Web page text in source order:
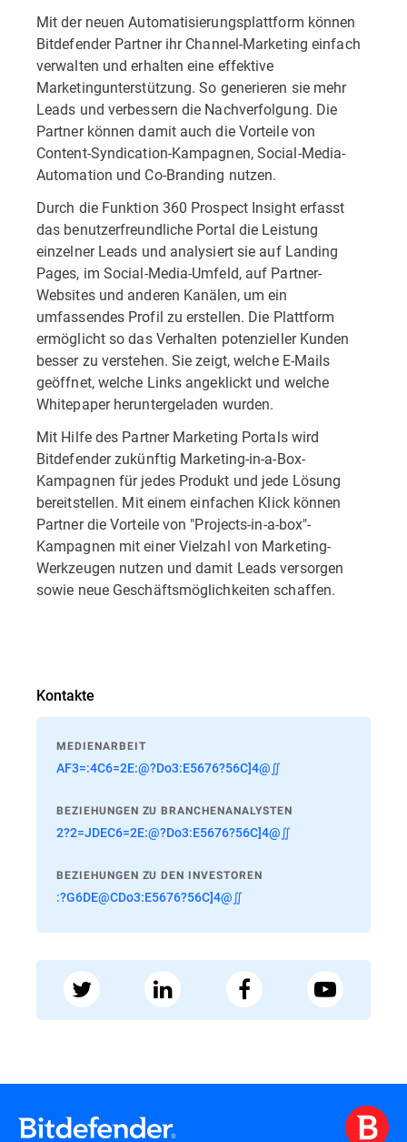
Mit der neuen Automatisierungsplattform können
Bitdefender Partner ihr Channel-Marketing einfach
verwalten und erhalten eine effektive
Marketingunterstützung. So generieren sie mehr
Leads und verbessern die Nachverfolgung. Die
Partner können damit auch die Vorteile von
Content-Syndication-Kampagnen, Social-Media-
Automation und Co-Branding nutzen.
Durch die Funktion 360 Prospect Insight erfasst
das benutzerfreundliche Portal die Leistung
einzelner Leads und analysiert sie auf Landing
Pages, im Social-Media-Umfeld, auf Partner-
Websites und anderen Kanälen, um ein
umfassendes Profil zu erstellen. Die Plattform
ermöglicht so das Verhalten potenzieller Kunden
besser zu verstehen. Sie zeigt, welche E-Mails
geöffnet, welche Links angeklickt und welche
Whitepaper heruntergeladen wurden.
Mit Hilfe des Partner Marketing Portals wird
Bitdefender zukünftig Marketing-in-a-Box-
Kampagnen für jedes Produkt und jede Lösung
bereitstellen. Mit einem einfachen Klick können
Partner die Vorteile von "Projects-in-a-box"-
Kampagnen mit einer Vielzahl von Marketing-
Werkzeugen nutzen und damit Leads versorgen
sowie neue Geschäftsmöglichkeiten schaffen.
Kontakte
MEDIENARBEIT
AF3=:4C6=2E:@?Do3:E5676?56C]4@∬
BEZIEHUNGEN ZU BRANCHENANALYSTEN
2?2=JDEC6=2E:@?Do3:E5676?56C]4@∬
BEZIEHUNGEN ZU DEN INVESTOREN
:?G6DE@CDo3:E5676?56C]4@∬